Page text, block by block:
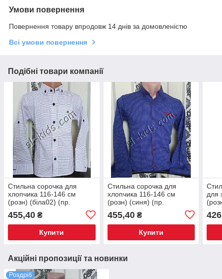
Умови повернення
Повернення товару впродовж 14 днів за домовленістю
Всі умови повернення
Подібні товари компанії
Стильна сорочка для
хлопчика 116-146 см
(розн) (біла02) (пр.
455,40 ₴
Купити
Стильна сорочка для
хлопчика 116-146 см
(розн) (синя) (пр.
455,40₴
Купити
для
Акційні пропозиції та новинки
Роздріб